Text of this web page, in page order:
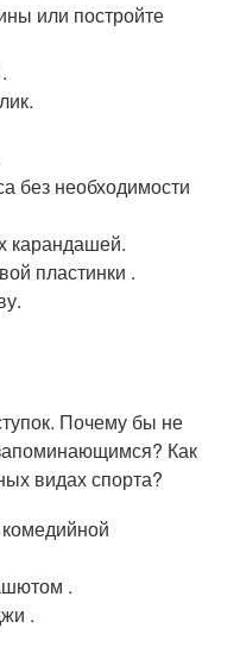
или постройте
без необходимости
карандашей.
пластинки .
Почему бы не
Как
видах спорта?
.
.